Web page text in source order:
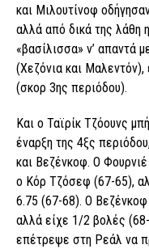
και Μιλουτίνοφ
αλλά από δικά της λάθη
«βασίλισσα» ν’ απαντά
(Χεζόνια και
(σκορ 3ης περιόδου).
Και ο Ταϊρίκ Τζόουνς
έναρξη της 4ξς
και Βεζένκοφ. Ο
ο Κόρ Τζόσεφ (67-65),
6.75 (67-68). Ο
αλλά είχε 1/2 βολές
επέτρεψε στη Ρεάλ να